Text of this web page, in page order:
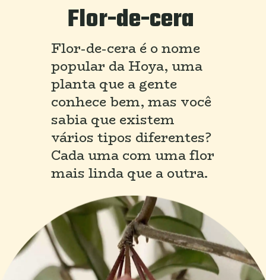
Flor-de-cera
Flor-de-cera é o nome
popular da Hoya, uma
planta que a gente
conhece bem, mas você
sabia que existem
vários tipos diferentes?
Cada uma com uma flor
mais linda que a outra.